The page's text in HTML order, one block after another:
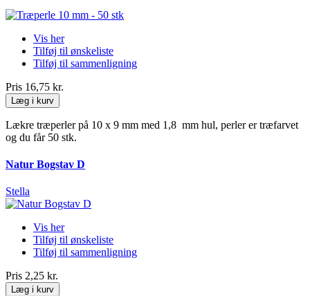
Vis her
Tilføj til ønskeliste
Tilføj til sammenligning
Pris 16,75 kr.
Læg i kurv
Lækre træperler på 10 x 9 mm med 1,8 mm hul, perler er træfarvet
og du får 50 stk.
Natur Bogstav D
Stella
Vis her
Tilføj til ønskeliste
Tilføj til sammenligning
Pris 2,25 kr.
Læg i kurv